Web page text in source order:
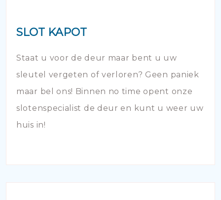
SLOT KAPOT
Staat u voor de deur maar bent u uw
sleutel vergeten of verloren? Geen paniek
maar bel ons! Binnen no time opent onze
slotenspecialist de deur en kunt u weer uw
huis in!